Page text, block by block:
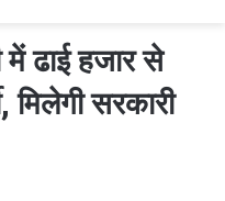
में ढाई हजार से
मिलेगी सरकारी